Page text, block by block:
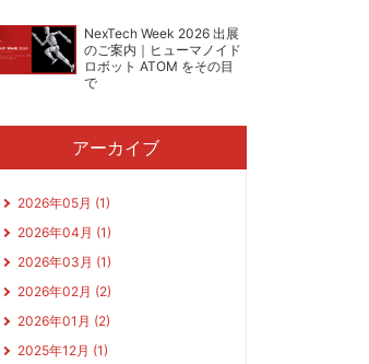
NexTech Week 2026 出展
のご案内｜ヒューマノイド
ロボット ATOM をその目
で
アーカイブ
2026年05月 (1)
2026年04月 (1)
2026年03月 (1)
2026年02月 (2)
2026年01月 (2)
2025年12月 (1)